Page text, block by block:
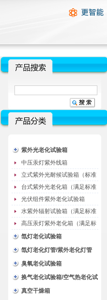
紫外光老化试验箱
中压汞灯紫外线箱
立式紫外光耐候试验箱（标准
型）
台式紫外光老化箱（满足标准
GB/T16776）
光伏组件紫外老化试验箱
水紫外辐射试验箱（满足标准
JC485-1992）
高压汞灯紫外老化箱（满足标
准GB/T16777）
氙灯老化试验箱
氙灯老化灯管/紫外老化灯管
（耗材）
臭氧老化试验箱
换气老化试验箱/空气热老化试
验箱
真空干燥箱